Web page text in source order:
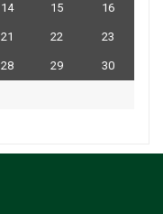
14 15 16
21 22 23
28 29 30